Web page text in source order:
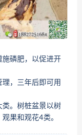
施磷肥，以促进开
，三年后即可用
类。树桩盆景以树
果和观花4类。